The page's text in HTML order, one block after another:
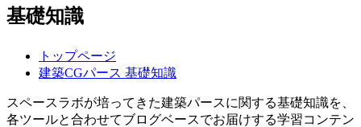
基礎知識
トップページ
建築CGパース 基礎知識
スペースラボが培ってきた建築パースに関する基礎知識を、
各ツールと合わせてブログベースでお届けする学習コンテン